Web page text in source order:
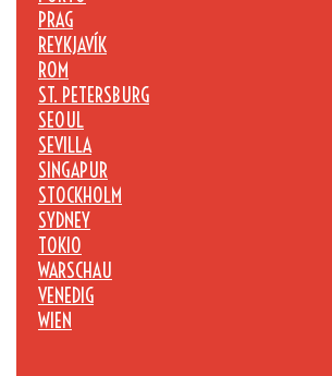
PRAG
REYKJAVÍK
ROM
ST. PETERSBURG
SEOUL
SEVILLA
SINGAPUR
STOCKHOLM
SYDNEY
TOKIO
WARSCHAU
VENEDIG
WIEN